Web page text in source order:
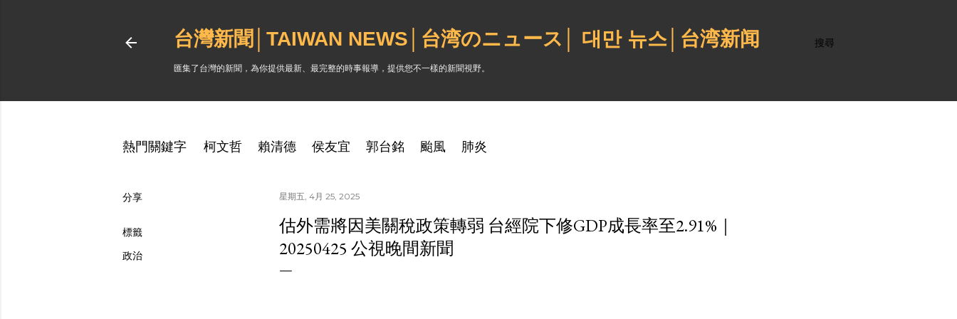
搜尋
台灣新聞│TAIWAN NEWS│台湾のニュース│ 대만 뉴스│台湾新闻
匯集了台灣的新聞，為你提供最新、最完整的時事報導，提供您不一樣的新聞視野。
熱門關鍵字 柯文哲 賴清德 侯友宜 郭台銘 颱風 肺炎
分享
標籤
政治
星期五, 4月 25, 2025
估外需將因美關稅政策轉弱 台經院下修GDP成長率至2.91%｜
20250425 公視晚間新聞